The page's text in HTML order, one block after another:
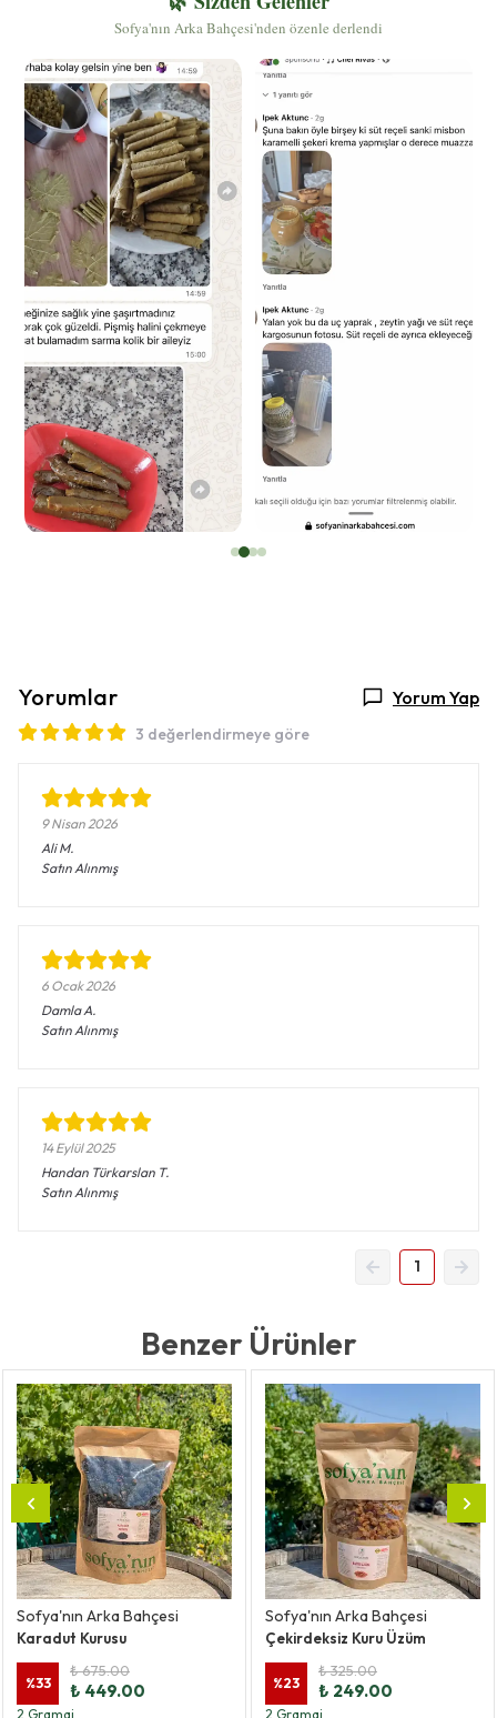
Sofya'nın Arka Bahçesi'nden özenle derlendi
Yorumlar Yorum Yap
3 değerlendirmeye göre
9 Nisan 2026
Ali M.
Satın Alınmış
6 Ocak 2026
Damla A.
Satın Alınmış
14 Eylül 2025
Handan Türkarslan T.
Satın Alınmış
1
Benzer Ürünler
Sofya'nın Arka Bahçesi
Karadut Kurusu
%33
₺ 675.00
₺ 449.00
2 Gramaj
Sofya'nın Arka Bahçesi
Çekirdeksiz Kuru Üzüm
%23
₺ 325.00
₺ 249.00
2 Gramaj